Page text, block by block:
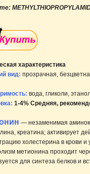
характеристика
вид: прозрачная,
вода, гликоли,
1-4% Средняя,
— незаменимая
креатина; активирует
холестерина в крови
метионина проходит
для синтеза белков и